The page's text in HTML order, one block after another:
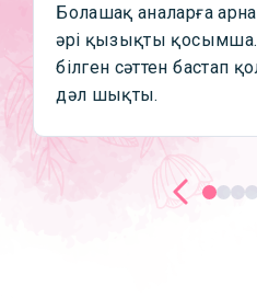
Болашақ аналарға
әрі қызықты қосымша.
білген сәттен бастап
дәл шықты.